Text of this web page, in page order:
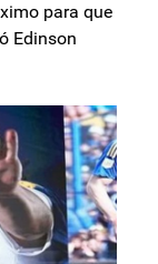
para que
Edinson